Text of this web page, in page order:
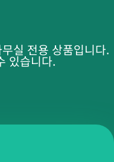
실 전용 상품입니다.
있습니다.